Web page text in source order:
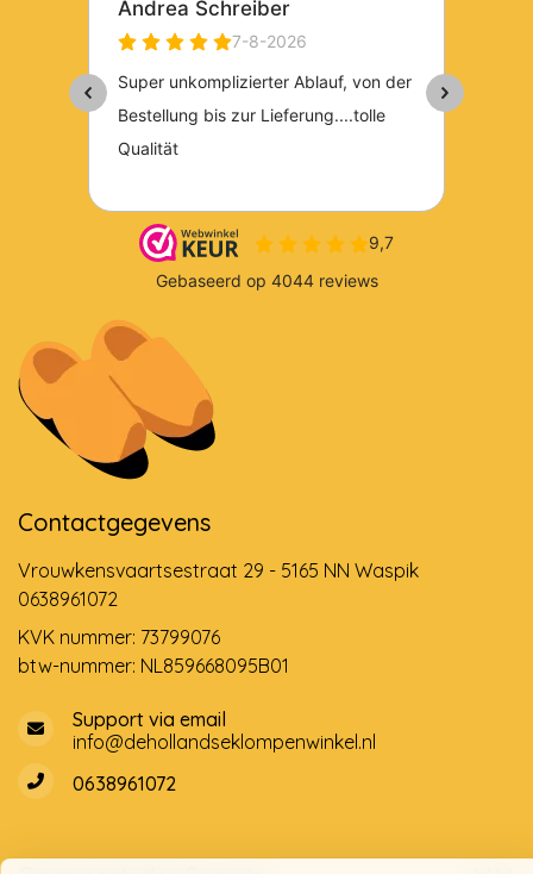
Contactgegevens
Vrouwkensvaartsestraat 29 - 5165 NN Waspik
0638961072
KVK nummer: 73799076
btw-nummer: NL859668095B01
Support via email
info@dehollandseklompenwinkel.nl
0638961072